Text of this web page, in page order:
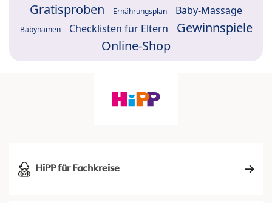
Gratisproben Ernährungsplan Baby-Massage
Babynamen Checklisten für Eltern
Gewinnspiele
Online-Shop
HiPP für Fachkreise